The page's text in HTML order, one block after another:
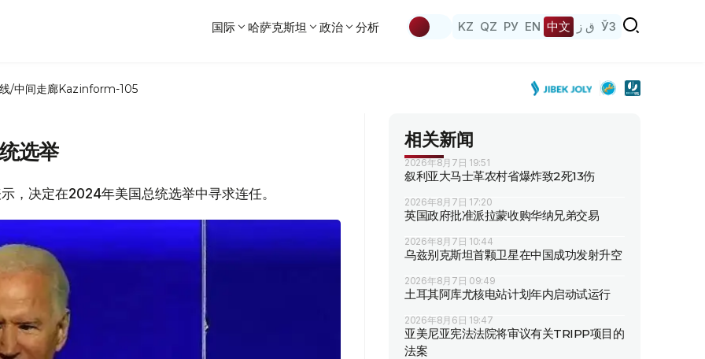
国际 哈萨克斯坦 政治 分析 KZ QZ РУ EN 中文 ق ز ЎЗ
/中间走廊Kazinform-105
选举
，决定在2024年美国总统选举中寻求连任。
相关新闻
2026年8月7日 19:51
叙利亚大马士革农村省爆炸致2死13伤
2026年8月7日 17:20
英国政府批准派拉蒙收购华纳兄弟交易
2026年8月7日 10:44
乌兹别克斯坦首颗卫星在中国成功发射升空
2026年8月7日 09:49
土耳其阿库尤核电站计划年内启动试运行
2026年8月6日 19:47
亚美尼亚宪法法院将审议有关TRIPP项目的
法案